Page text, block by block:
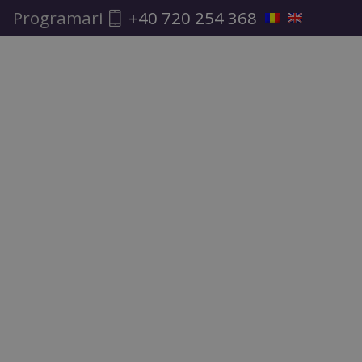
Programari +40 720 254 368